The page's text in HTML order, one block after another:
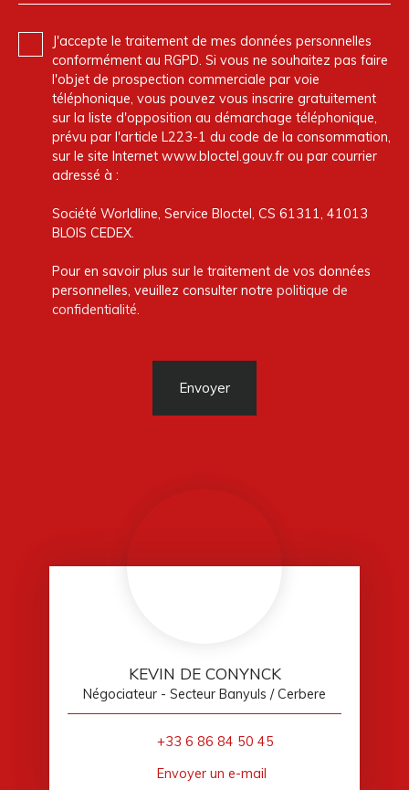
J'accepte le traitement de mes données personnelles
conformément au RGPD. Si vous ne souhaitez pas faire
l'objet de prospection commerciale par voie
téléphonique, vous pouvez vous inscrire gratuitement
sur la liste d'opposition au démarchage téléphonique,
prévu par l'article L223-1 du code de la consommation,
sur le site Internet www.bloctel.gouv.fr ou par courrier
adressé à :
Société Worldline, Service Bloctel, CS 61311, 41013
BLOIS CEDEX.
Pour en savoir plus sur le traitement de vos données
personnelles, veuillez consulter notre politique de
confidentialité.
Envoyer
KEVIN DE CONYNCK
Négociateur - Secteur Banyuls / Cerbere
+33 6 86 84 50 45
Envoyer un e-mail